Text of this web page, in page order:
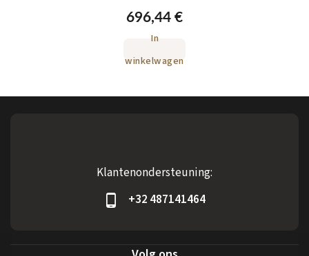
696,44 €
In
winkelwagen
Klantenondersteuning:
+32 487141464